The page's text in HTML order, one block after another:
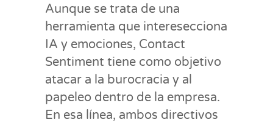
Aunque se trata de una
herramienta que interesecciona
IA y emociones, Contact
Sentiment tiene como objetivo
atacar a la burocracia y al
papeleo dentro de la empresa.
En esa línea, ambos directivos